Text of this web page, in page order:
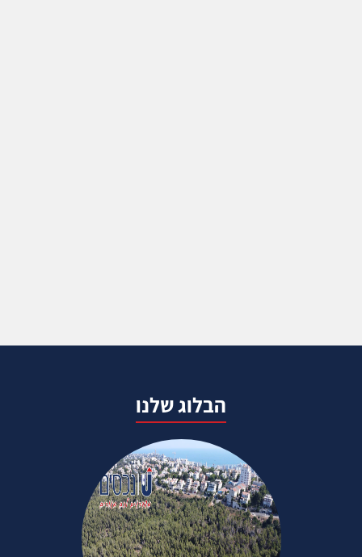
הבלוג שלנו